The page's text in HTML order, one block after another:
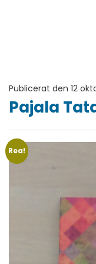
Publicerat den 12
Pajala
Rea!